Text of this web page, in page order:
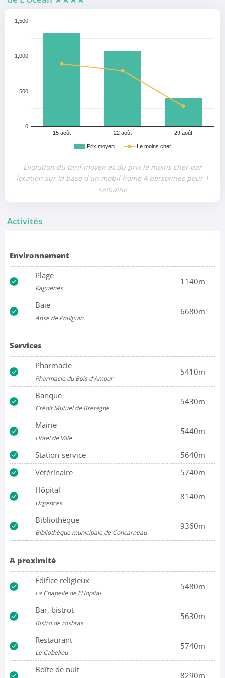
Prix moyen Le moins cher
15 août 22 août 29 août
0
500
1,000
1,500
Evolution du tarif moyen et du prix le moins cher par
location sur la base d'un mobil home 4 personnes pour 1
semaine
Activités
Environnement
Plage
Raguenès
1140m
Baie
Anse de Poulguin
6680m
Services
Pharmacie
Pharmacie du Bois d'Amour
5410m
Banque
Crédit Mutuel de Bretagne
5430m
Mairie
Hôtel de Ville
5440m
Station-service
5640m
Vétérinaire
5740m
Hôpital
Urgences
8140m
Bibliothèque
Bibliothèque municipale de Concarneau
9360m
A proximité
Édifice religieux
La Chapelle de l'Hopital
5480m
Bar, bistrot
Bistro de rosbras
5630m
Restaurant
Le Cabellou
5740m
Boîte de nuit
8290m